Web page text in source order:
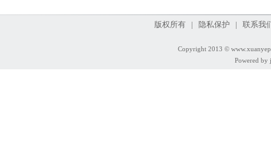
版权所有 | 隐私保护 | 联系
Copyright 2013 ©
Powered by